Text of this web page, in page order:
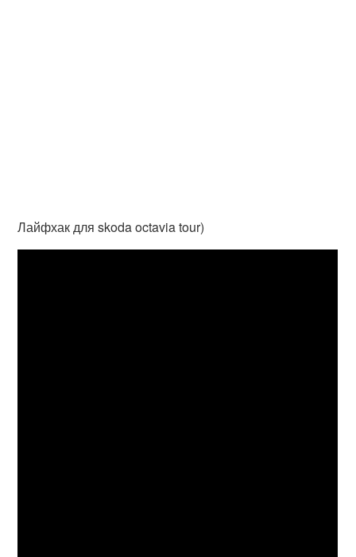
Лайфхак для skoda octavia tour)